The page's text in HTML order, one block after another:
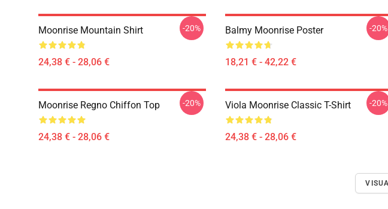
Moonrise Mountain Shirt
24,38 € - 28,06 €
-20% Balmy Moonrise Poster
18,21 € - 42,22 €
-20%
Moonrise Regno Chiffon Top
24,38 € - 28,06 €
-20% Viola Moonrise Classic T-Shirt
24,38 € - 28,06 €
-20%